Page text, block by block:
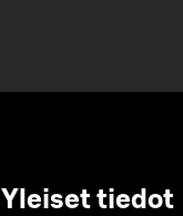
Yleiset tiedot